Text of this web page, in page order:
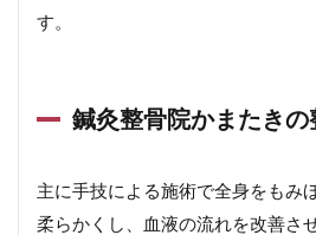
す。
鍼灸整骨院かまたきの
主に手技による施術で全身をもみ
柔らかくし、血液の流れを改善さ